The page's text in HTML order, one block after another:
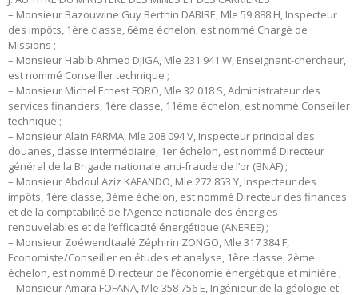
– Monsieur Bazouwine Guy Berthin DABIRE, Mle 59 888 H, Inspecteur
des impôts, 1ère classe, 6ème échelon, est nommé Chargé de
Missions ;
– Monsieur Habib Ahmed DJIGA, Mle 231 941 W, Enseignant-chercheur,
est nommé Conseiller technique ;
– Monsieur Michel Ernest FORO, Mle 32 018 S, Administrateur des
services financiers, 1ère classe, 11ème échelon, est nommé Conseiller
technique ;
– Monsieur Alain FARMA, Mle 208 094 V, Inspecteur principal des
douanes, classe intermédiaire, 1er échelon, est nommé Directeur
général de la Brigade nationale anti-fraude de l’or (BNAF) ;
– Monsieur Abdoul Aziz KAFANDO, Mle 272 853 Y, Inspecteur des
impôts, 1ère classe, 3ème échelon, est nommé Directeur des finances
et de la comptabilité de l’Agence nationale des énergies
renouvelables et de l’efficacité énergétique (ANEREE) ;
– Monsieur Zoéwendtaalé Zéphirin ZONGO, Mle 317 384 F,
Economiste/Conseiller en études et analyse, 1ère classe, 2ème
échelon, est nommé Directeur de l’économie énergétique et minière ;
– Monsieur Amara FOFANA, Mle 358 756 E, Ingénieur de la géologie et